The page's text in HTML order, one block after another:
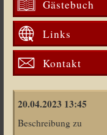
Gästebuch
Links
Kontakt
20.04.2023 13:45
Beschreibung zu